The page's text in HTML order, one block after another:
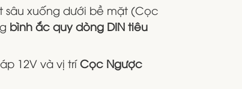
sâu xuống dưới bề mặt (Cọc
bình ắc quy dòng DIN tiêu
12V và vị tríCọc Ngược